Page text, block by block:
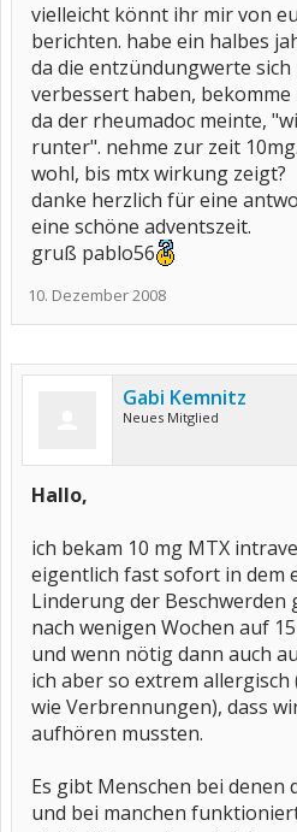
vielleicht könnt ihr mir von
berichten. habe ein halbes
da die entzündungwerte
verbessert haben,
da der rheumadoc meinte,
runter". nehme zur zeit
wohl, bis mtx wirkung zeigt?
danke herzlich für eine
eine schöne adventszeit.
gruß pablo56
10. Dezember 2008
Gabi Kemnitz
Neues Mitglied
Hallo,
ich bekam 10 mg MTX
eigentlich fast sofort in dem
Linderung der Beschwerden
nach wenigen Wochen auf
und wenn nötig dann auch
ich aber so extrem
wie Verbrennungen), dass
aufhören mussten.
Es gibt Menschen bei denen
und bei manchen